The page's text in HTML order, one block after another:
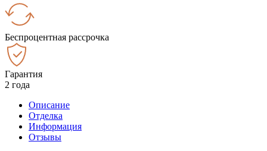
Беспроцентная рассрочка
Гарантия
2 года
Описание
Отделка
Информация
Отзывы